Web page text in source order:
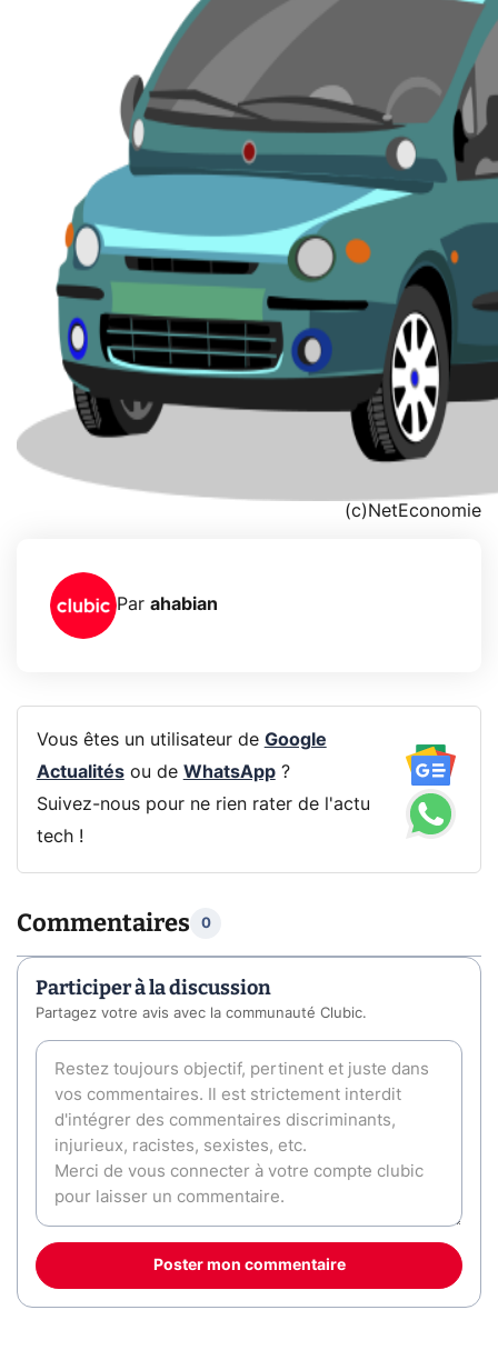
(c)NetEconomie
Par ahabian
Vous êtes un utilisateur de Google
Actualitésou de WhatsApp?
Suivez-nous pour ne rien rater de l'actu
tech !
Commentaires 0
Participer à la discussion
Partagez votre avis avec la communauté Clubic.
Poster mon commentaire